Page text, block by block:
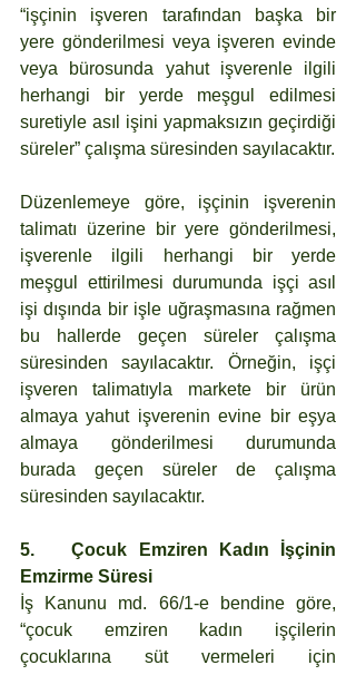
“işçinin işveren tarafından başka bir
yere gönderilmesi veya işveren evinde
veya bürosunda yahut işverenle ilgili
herhangi bir yerde meşgul edilmesi
suretiyle asıl işini yapmaksızın geçirdiği
süreler” çalışma süresinden sayılacaktır.
Düzenlemeye göre, işçinin işverenin
talimatı üzerine bir yere gönderilmesi,
işverenle ilgili herhangi bir yerde
meşgul ettirilmesi durumunda işçi asıl
işi dışında bir işle uğraşmasına rağmen
bu hallerde geçen süreler çalışma
süresinden sayılacaktır. Örneğin, işçi
işveren talimatıyla markete bir ürün
almaya yahut işverenin evine bir eşya
almaya gönderilmesi durumunda
burada geçen süreler de çalışma
süresinden sayılacaktır.
5.	Çocuk Emziren Kadın İşçinin
Emzirme Süresi
İş Kanunu md. 66/1-e bendine göre,
“çocuk emziren kadın işçilerin
çocuklarına süt vermeleri için